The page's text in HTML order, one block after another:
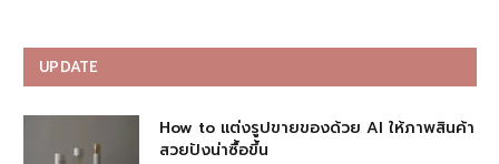
UPDATE
How to แต่งรูปขายของด้วย AI ให้ภาพสินค้า
สวยปังน่าซื้อขึ้น